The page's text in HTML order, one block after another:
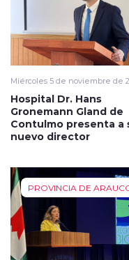
Miércoles 5 de noviembre de
Hospital Dr. Hans
Gronemann Gland de
Contulmo presenta a
nuevo director
PROVINCIA DE